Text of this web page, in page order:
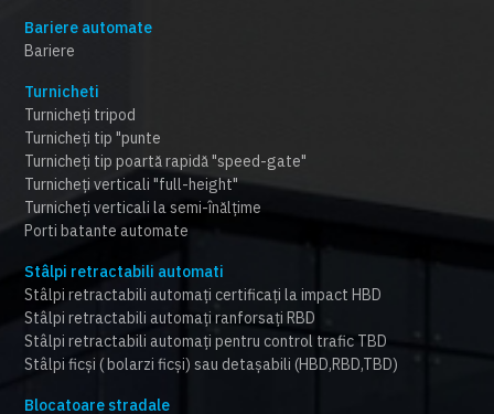
Bariere automate
Bariere
Turnicheti
Turnicheți tripod
Turnicheți tip "punte
Turnicheți tip poartă rapidă "speed-gate"
Turnicheți verticali "full-height"
Turnicheți verticali la semi-înălțime
Porti batante automate
Stâlpi retractabili automati
Stâlpi retractabili automați certificați la impact HBD
Stâlpi retractabili automați ranforsați RBD
Stâlpi retractabili automați pentru control trafic TBD
Stâlpi ficși ( bolarzi ficși) sau detașabili (HBD,RBD,TBD)
Blocatoare stradale